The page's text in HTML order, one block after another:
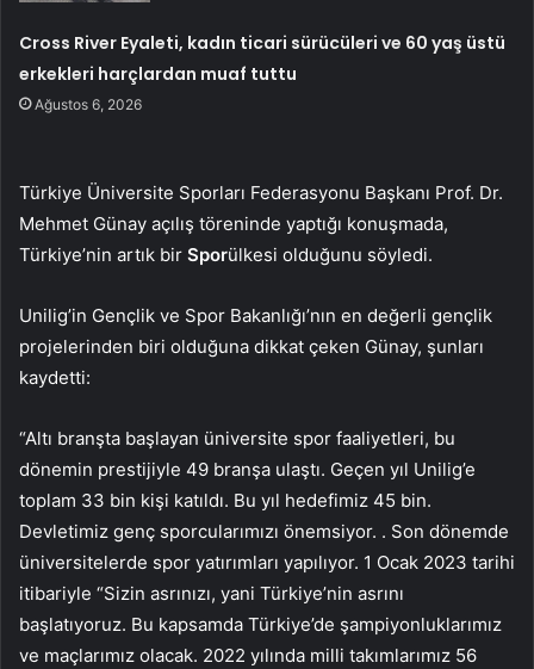
Cross River Eyaleti, kadın ticari sürücüleri ve 60 yaş üstü
erkekleri harçlardan muaf tuttu
Ağustos 6, 2026
Türkiye Üniversite Sporları Federasyonu Başkanı Prof. Dr.
Mehmet Günay açılış töreninde yaptığı konuşmada,
Türkiye’nin artık bir Sporülkesi olduğunu söyledi.
Unilig’in Gençlik ve Spor Bakanlığı’nın en değerli gençlik
projelerinden biri olduğuna dikkat çeken Günay, şunları
kaydetti:
“Altı branşta başlayan üniversite spor faaliyetleri, bu
dönemin prestijiyle 49 branşa ulaştı. Geçen yıl Unilig’e
toplam 33 bin kişi katıldı. Bu yıl hedefimiz 45 bin.
Devletimiz genç sporcularımızı önemsiyor. . Son dönemde
üniversitelerde spor yatırımları yapılıyor. 1 Ocak 2023 tarihi
itibariyle “Sizin asrınızı, yani Türkiye’nin asrını
başlatıyoruz. Bu kapsamda Türkiye’de şampiyonluklarımız
ve maçlarımız olacak. 2022 yılında milli takımlarımız 56